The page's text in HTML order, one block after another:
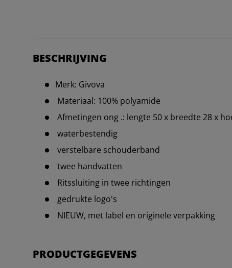
BESCHRIJVING
Merk: Givova
Materiaal: 100% polyamide
Afmetingen ong .: lengte 50 x breedte 28 x
waterbestendig
verstelbare schouderband
twee handvatten
Ritssluiting in twee richtingen
gedrukte logo's
NIEUW, met label en originele verpakking
PRODUCTGEGEVENS